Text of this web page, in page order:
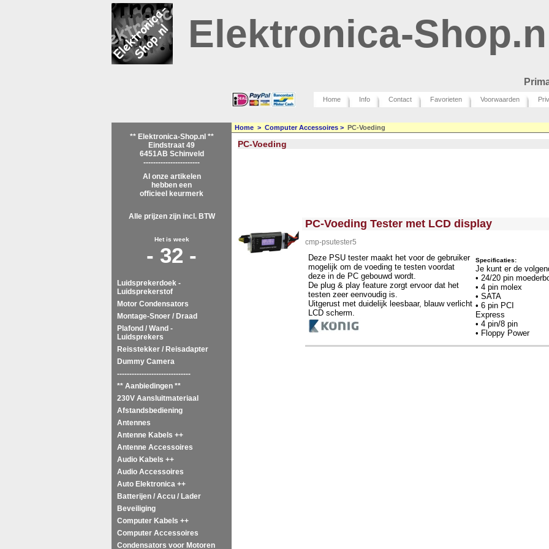
Elektronica-
Home Info Contact Favorieten Voorwaarden
** Elektronica-Shop.nl **
Eindstraat 49
6451AB Schinveld
-----------------------
Al onze artikelen
hebben een
officieel keurmerk
Alle prijzen zijn incl. BTW
Het is week
- 32 -
Luidsprekerdoek -
Luidsprekerstof
Motor Condensators
Montage-Snoer / Draad
Plafond / Wand -
Luidsprekers
Reisstekker / Reisadapter
Dummy Camera
------------------------------
** Aanbiedingen **
230V Aansluitmateriaal
Afstandsbediening
Antennes
Antenne Kabels ++
Antenne Accessoires
Audio Kabels ++
Audio Accessoires
Auto Elektronica ++
Batterijen / Accu / Lader
Beveiliging
Computer Kabels ++
Computer Accessoires
Condensators voor Motoren
Home > Computer Accessoires > PC-Voeding
PC-Voeding
<!-- MakeFullWidth0 --><!-- MakeFullWidth1 --><!-- MakeFullWidth2 --><!-- MakeFullWidth3 --><!-- MakeFullWidth4 --><!-- MakeFullWidth5 --><!-- MakeFullWidth6 --><!-- MakeFullWidth7 --><!-- MakeFullWidth8 --><!-- MakeFullWidth9 --><!-- MakeFullWidth10 --><!-- MakeFullWidth11 --><!-- MakeFullWidth12 --><!-- MakeFullWidth13 --><!-- MakeFullWidth14 --><!-- MakeFullWidth15 --><!-- MakeFullWidth16 --><!-- MakeFullWidth17 --><!-- MakeFullWidth18 --><!-- MakeFullWidth19 -->
PC-Voeding Tester met LCD display
cmp-psutester5
Deze PSU tester maakt het voor de gebruiker
mogelijk om de voeding te testen voordat
deze in de PC gebouwd wordt.
De plug & play feature zorgt ervoor dat het
testen zeer eenvoudig is.
Uitgerust met duidelijk leesbaar, blauw verlicht
LCD scherm.
Specificaties:
Je kunt er de
• 24/20 pin
• 4 pin molex
• SATA
• 6 pin PCI
Express
• 4 pin/8 pin
• Floppy Power